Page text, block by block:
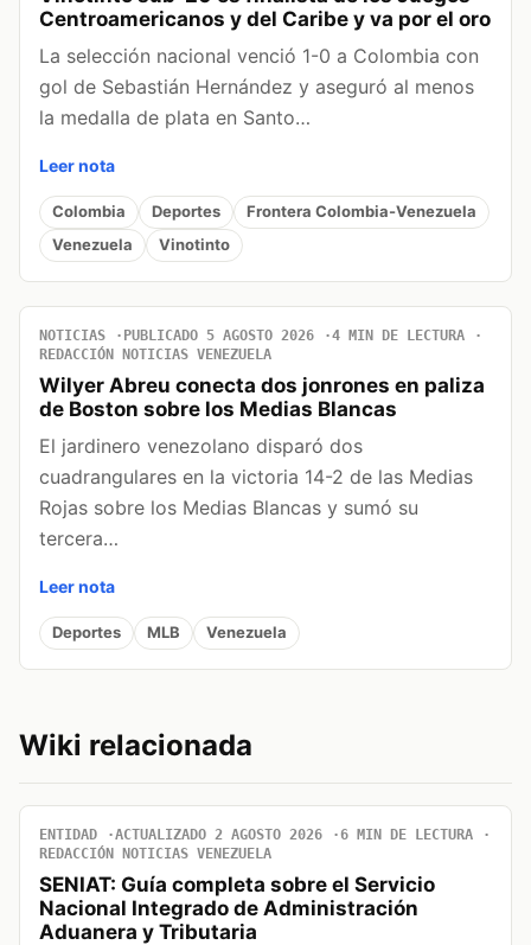
Centroamericanos y del Caribe y va por el oro
La selección nacional venció 1-0 a Colombia con
gol de Sebastián Hernández y aseguró al menos
la medalla de plata en Santo…
Leer nota
Colombia Deportes
Frontera Colombia-Venezuela
Venezuela
Vinotinto
NOTICIAS PUBLICADO 5 AGOSTO 2026
4 MIN DE LECTURA
REDACCIÓN NOTICIAS VENEZUELA
Wilyer Abreu conecta dos jonrones en paliza
de Boston sobre los Medias Blancas
El jardinero venezolano disparó dos
cuadrangulares en la victoria 14-2 de las Medias
Rojas sobre los Medias Blancas y sumó su
tercera…
Leer nota
Deportes MLB Venezuela
Wiki relacionada
ENTIDAD ACTUALIZADO 2 AGOSTO 2026
6 MIN DE LECTURA
REDACCIÓN NOTICIAS VENEZUELA
SENIAT: Guía completa sobre el Servicio
Nacional Integrado de Administración
Aduanera y Tributaria